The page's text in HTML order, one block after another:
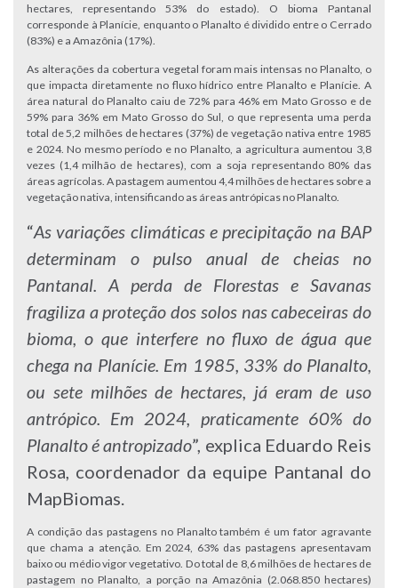
hectares, representando 53% do estado). O bioma Pantanal
corresponde à Planície, enquanto o Planalto é dividido entre o Cerrado
(83%) e a Amazônia (17%).
As alterações da cobertura vegetal foram mais intensas no Planalto, o
que impacta diretamente no fluxo hídrico entre Planalto e Planície. A
área natural do Planalto caiu de 72% para 46% em Mato Grosso e de
59% para 36% em Mato Grosso do Sul, o que representa uma perda
total de 5,2 milhões de hectares (37%) de vegetação nativa entre 1985
e 2024. No mesmo período e no Planalto, a agricultura aumentou 3,8
vezes (1,4 milhão de hectares), com a soja representando 80% das
áreas agrícolas. A pastagem aumentou 4,4 milhões de hectares sobre a
vegetação nativa, intensificando as áreas antrópicas no Planalto.
“As variações climáticas e precipitação na BAP
determinam o pulso anual de cheias no
Pantanal. A perda de Florestas e Savanas
fragiliza a proteção dos solos nas cabeceiras do
bioma, o que interfere no fluxo de água que
chega na Planície. Em 1985, 33% do Planalto,
ou sete milhões de hectares, já eram de uso
antrópico. Em 2024, praticamente 60% do
Planalto é antropizado”, explica Eduardo Reis
Rosa, coordenador da equipe Pantanal do
MapBiomas.
A condição das pastagens no Planalto também é um fator agravante
que chama a atenção. Em 2024, 63% das pastagens apresentavam
baixo ou médio vigor vegetativo. Do total de 8,6 milhões de hectares de
pastagem no Planalto, a porção na Amazônia (2.068.850 hectares)